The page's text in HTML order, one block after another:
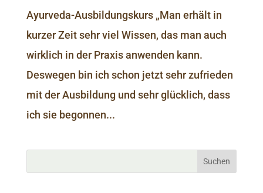
Ayurveda-Ausbildungskurs „Man erhält in
kurzer Zeit sehr viel Wissen, das man auch
wirklich in der Praxis anwenden kann.
Deswegen bin ich schon jetzt sehr zufrieden
mit der Ausbildung und sehr glücklich, dass
ich sie begonnen...